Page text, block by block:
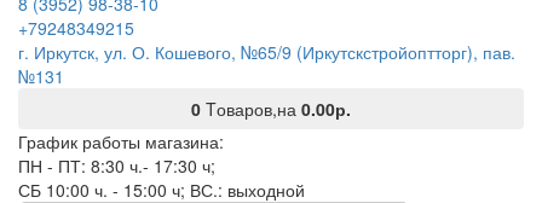
+79248349215
г. Иркутск, ул. О. Кошевого, №65/9 (Иркутскстройоптторг), пав.
№131
0 Tоваров,на 0.00р.
График работы магазина:
ПН - ПТ: 8:30 ч.- 17:30 ч;
СБ 10:00 ч. - 15:00 ч; ВС.: выходной